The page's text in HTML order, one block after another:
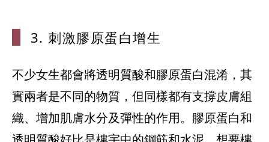
3. 刺激膠原蛋白增生
不少女生都會將透明質酸和膠原蛋白混淆，其
實兩者是不同的物質，但同樣都有支撐皮膚組
織、增加肌膚水分及彈性的作用。膠原蛋白和